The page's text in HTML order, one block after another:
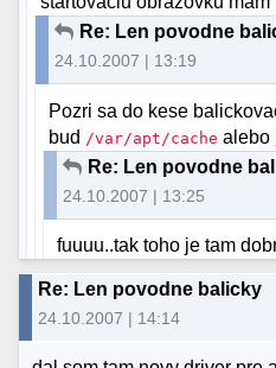
Re: Len povodne
24.10.2007 | 13:19
Pozri sa do kese
bud /var/apt/cache alebo
Re: Len povodne
24.10.2007 | 13:25
fuuuu..tak toho je tam
Re: Len povodne balicky
24.10.2007 | 14:14